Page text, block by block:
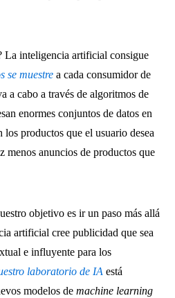
La inteligencia artificial consigue
se muestre a cada consumidor de
a cabo a través de algoritmos de
enormes conjuntos de datos en
productos que el usuario desea
menos anuncios de productos que
objetivo es ir un paso más allá
artificial cree publicidad que sea
e influyente para los
laboratorio de IA está
modelos de machine learning